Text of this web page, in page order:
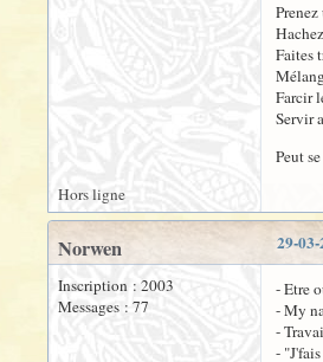
Faites
Farcir
Servir
Peut
Hors ligne
29-
Norwen
Inscription : 2003
Messages : 77
- Etre
- My
-
-